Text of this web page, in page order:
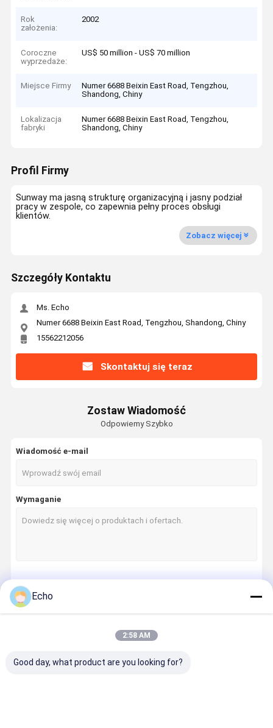
Rok
założenia:
2002
Coroczne
wyprzedaże:
US$ 50 million - US$ 70 million
Miejsce Firmy
Numer 6688 Beixin East Road, Tengzhou,
Shandong, Chiny
Lokalizacja
fabryki
Numer 6688 Beixin East Road, Tengzhou,
Shandong, Chiny
Profil Firmy
Sunway ma jasną strukturę organizacyjną i jasny podział
pracy w zespole, co zapewnia pełny proces obsługi
klientów.
Zobacz więcej
Szczegóły Kontaktu
Ms. Echo
Numer 6688 Beixin East Road, Tengzhou, Shandong, Chiny
15562212056
Skontaktuj się teraz
Zostaw Wiadomość
Odpowiemy Szybko
Wiadomość e-mail
Wymaganie
Echo
2:58 AM
Good day, what product are you looking for?